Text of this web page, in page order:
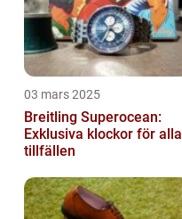
03 mars 2025
Breitling Superocean:
Exklusiva klockor för alla
tillfällen